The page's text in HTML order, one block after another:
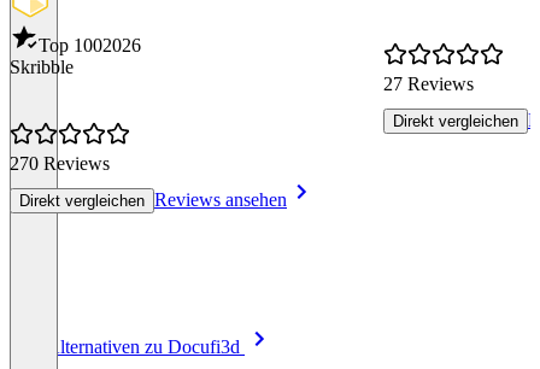
Top 1002026
Skribble
270 Reviews
Direkt vergleichen Reviews ansehen
27 Reviews
Direkt vergleichen
Alle Alternativen zu Docufi3d